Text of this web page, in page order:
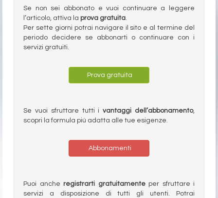
Se non sei abbonato e vuoi continuare a leggere
l’articolo, attiva la prova gratuita.
Per sette giorni potrai navigare il sito e al termine del
periodo decidere se abbonarti o continuare con i
servizi gratuiti.
Prova gratuita
Se vuoi sfruttare tutti ivantaggi dell’abbonamento,
scopri la formula più adatta alle tue esigenze.
Abbonamenti
Puoi anche registrarti gratuitamenteper sfruttare i
servizi a disposizione di tutti gli utenti. Potrai